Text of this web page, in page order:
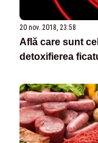
20 nov. 2018, 23:58
Află care sunt
detoxifierea